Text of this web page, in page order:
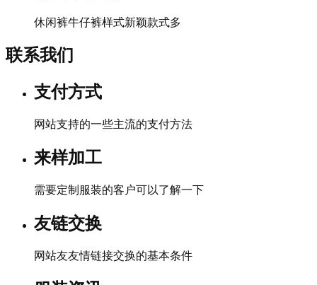
休闲裤牛仔裤样式新颖款式多
联系我们
支付方式
网站支持的一些主流的支付方法
来样加工
需要定制服装的客户可以了解一下
友链交换
网站友友情链接交换的基本条件